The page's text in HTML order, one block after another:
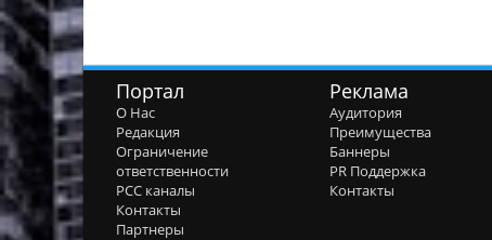
Портал
О Нас
Редакция
Ограничение
ответственности
РСС каналы
Контакты
Партнеры
Реклама
Аудитория
Преимущества
Баннеры
PR Поддержка
Контакты